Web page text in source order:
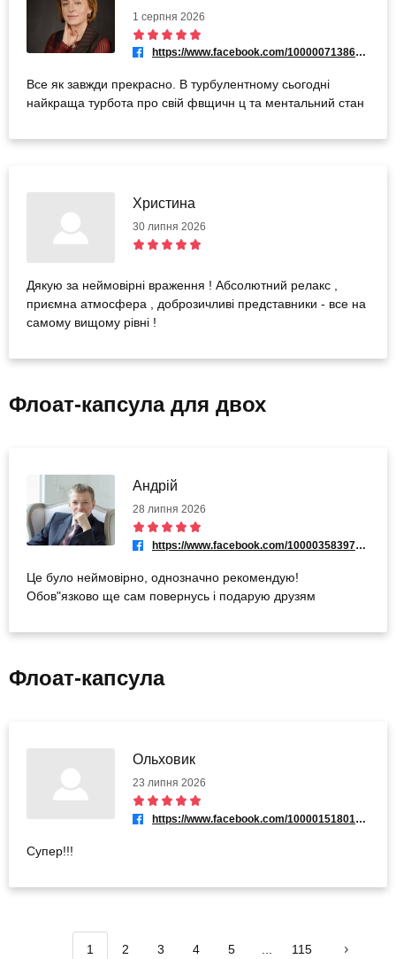
1 серпня 2026
https://www.facebook.com/100000713862435
Все як завжди прекрасно. В турбулентному сьогодні
найкраща турбота про свій фвщичн ц та ментальний стан
Христина
30 липня 2026
Дякую за неймовірні враження ! Абсолютний релакс ,
приємна атмосфера , доброзичливі представники - все на
самому вищому рівні !
Флоат-капсула для двох
Андрій
28 липня 2026
https://www.facebook.com/100003583975728
Це було неймовірно, однозначно рекомендую!
Обов"язково ще сам повернусь і подарую друзям
Флоат-капсула
Ольховик
23 липня 2026
https://www.facebook.com/100001518010956
Супер!!!
1 2 3 4 5 115